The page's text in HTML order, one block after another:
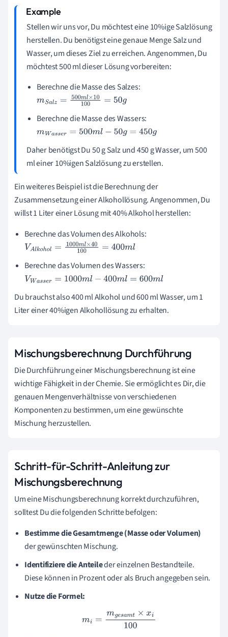
Stellen wir uns vor, Du möchtest eine 10%ige Salzlösung
herstellen. Du benötigst eine genaue Menge Salz und
Wasser, um dieses Ziel zu erreichen. Angenommen, Du
möchtest 500 ml dieser Lösung vorbereiten:
Berechne die Masse des Salzes:
mSalz=500ml×10100=50g
Berechne die Masse des Wassers:
mWasser =500ml−50 g= 450g
Daher benötigst Du 50 g Salz und 450 g Wasser, um 500
ml einer 10%igen Salzlösung zu erstellen.
Ein weiteres Beispiel ist die Berechnung der
Zusammensetzung einer Alkohollösung. Angenommen, Du
willst 1 Liter einer Lösung mit 40% Alkohol herstellen:
Berechne das Volumen des Alkohols:
VAlkoho =1000ml×40100= 400ml
Berechne das Volumen des Wassers:
VWasser =1000ml−400m l=600m
Du brauchst also 400 ml Alkohol und 600 ml Wasser, um 1
Liter einer 40%igen Alkohollösung zu erhalten.
Mischungsberechnung Durchführung
Die Durchführung einer Mischungsberechnung ist eine
wichtige Fähigkeit in der Chemie. Sie ermöglicht es Dir, die
genauen Mengenverhältnisse von verschiedenen
Komponenten zu bestimmen, um eine gewünschte
Mischung herzustellen.
Schritt-für-Schritt-Anleitung zur
Mischungsberechnung
Um eine Mischungsberechnung korrekt durchzuführen,
solltest Du die folgenden Schritte befolgen:
Bestimme die Gesamtmenge (Masse oder Volumen)
der gewünschten Mischung.
Identifiziere die Anteileder einzelnen Bestandteile.
Diese können in Prozent oder als Bruch angegeben sein.
Nutze die Formel:
m =mgesamt×xi100